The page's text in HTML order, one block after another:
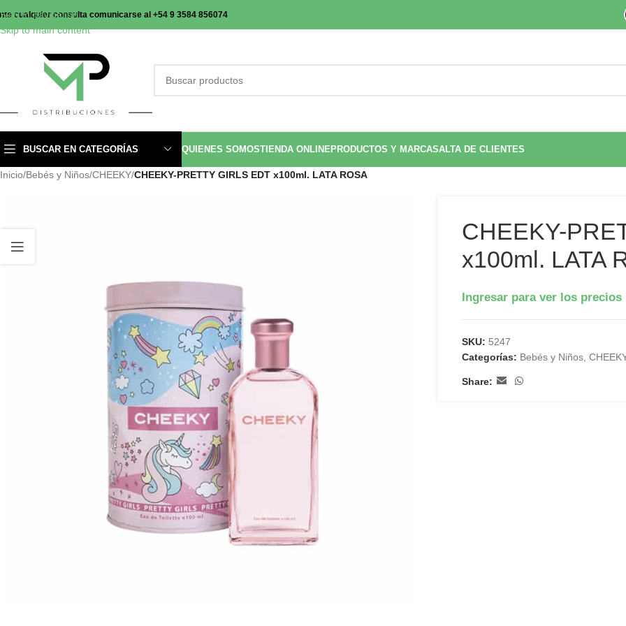
Skip to navigation
Skip to main content
cualquier consulta comunicarse al +54 9 3584 856074
BUSCAR EN CATEGORÍAS QUIENES SOMOSTIENDA ONLINEPRODUCTOS Y MARCASALTA DE CLIENTES
Inicio/Bebés y Niños/CHEEKY/CHEEKY-PRETTY GIRLS EDT x100ml. LATA ROSA
CHEEKY-
x100ml. LATA
Ingresar para ver los precios
SKU: 5247
Categorías: Bebés y Niños,
Share: